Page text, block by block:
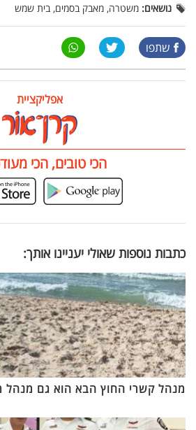
נושאים: משטרה, מאבק בסמים, בית שמש
שתפו
אפליקציית
הכי טובים, הכי
כתבות נוספות שאולי יעניינו אותך:
מנהל קשרי החוץ הבא הוא גם מנהל